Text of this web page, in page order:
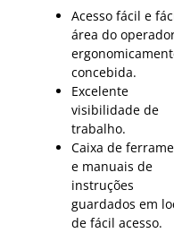
Acesso fácil e
área do
concebida.
Excelente
visibilidade de
trabalho.
Caixa de
e manuais de
instruções
guardados em
de fácil acesso.